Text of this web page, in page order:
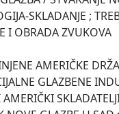
SKLADANJE ;
I OBRADA ZVUKOVA
GLAZBENE